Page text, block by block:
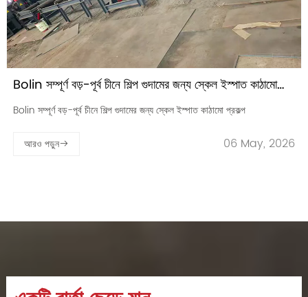
পণ্যের লাইন প্রসারিত করা: বলিন এখন গ্যালভানাইজড শীট অফার করে &
কারখানা থেকে সরাসরি ঢালাই পাইপ
পণ্যের লাইন প্রসারিত করা: বলিন এখন গ্যালভানাইজড শীট অফার করে & কারখানা থেকে